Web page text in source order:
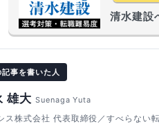
清水建設
記事を書いた人
雄大 Suenaga Yuta
ス株式会社 代表取締役／すべらない